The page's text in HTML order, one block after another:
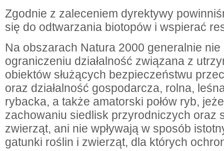
Zgodnie z zaleceniem dyrektywy
się do odtwarzania biotopów i wspierać
Na obszarach Natura 2000 generalnie nie
ograniczeniu działalność związana z
obiektów służących bezpieczeństwu
oraz działalność gospodarcza, rolna,
rybacka, a także amatorski połów ryb,
zachowaniu siedlisk przyrodniczych oraz
zwierząt, ani nie wpływają w sposób
gatunki roślin i zwierząt, dla których